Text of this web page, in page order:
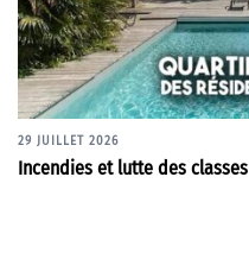
29 JUILLET 2026
Incendies et lutte des classes